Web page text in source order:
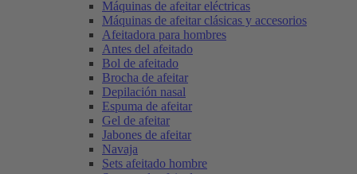
Máquinas de afeitar eléctricas
Máquinas de afeitar clásicas y accesorios
Afeitadora para hombres
Antes del afeitado
Bol de afeitado
Brocha de afeitar
Depilación nasal
Espuma de afeitar
Gel de afeitar
Jabones de afeitar
Navaja
Sets afeitado hombre